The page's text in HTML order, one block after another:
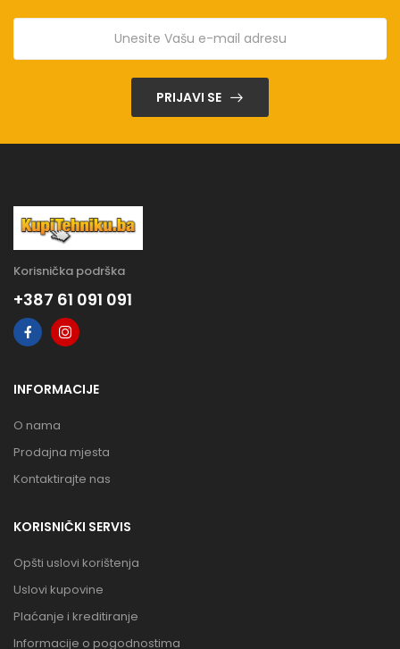
PRIJAVI SE
Korisnička podrška
+387 61 091 091
INFORMACIJE
O nama
Prodajna mjesta
Kontaktirajte nas
KORISNIČKI SERVIS
Opšti uslovi korištenja
Uslovi kupovine
Plaćanje i kreditiranje
Informacije o pogodnostima